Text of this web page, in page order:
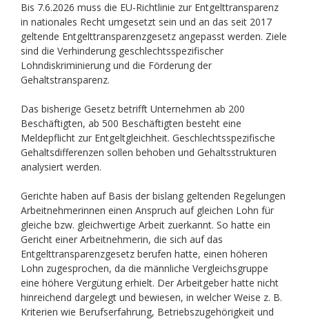
Bis 7.6.2026 muss die EU-Richtlinie zur Entgelttransparenz
in nationales Recht umgesetzt sein und an das seit 2017
geltende Entgelttransparenzgesetz angepasst werden. Ziele
sind die Verhinderung geschlechtsspezifischer
Lohndiskriminierung und die Förderung der
Gehaltstransparenz.
Das bisherige Gesetz betrifft Unternehmen ab 200
Beschäftigten, ab 500 Beschäftigten besteht eine
Meldepflicht zur Entgeltgleichheit. Geschlechtsspezifische
Gehaltsdifferenzen sollen behoben und Gehaltsstrukturen
analysiert werden.
Gerichte haben auf Basis der bislang geltenden Regelungen
Arbeitnehmerinnen einen Anspruch auf gleichen Lohn für
gleiche bzw. gleichwertige Arbeit zuerkannt. So hatte ein
Gericht einer Arbeitnehmerin, die sich auf das
Entgelttransparenzgesetz berufen hatte, einen höheren
Lohn zugesprochen, da die männliche Vergleichsgruppe
eine höhere Vergütung erhielt. Der Arbeitgeber hatte nicht
hinreichend dargelegt und bewiesen, in welcher Weise z. B.
Kriterien wie Berufserfahrung, Betriebszugehörigkeit und